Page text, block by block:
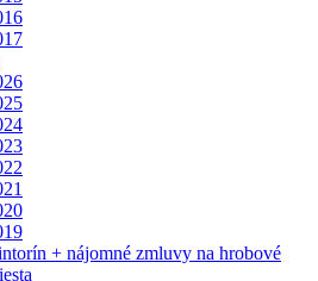
+ nájomné zmluvy na hrobové